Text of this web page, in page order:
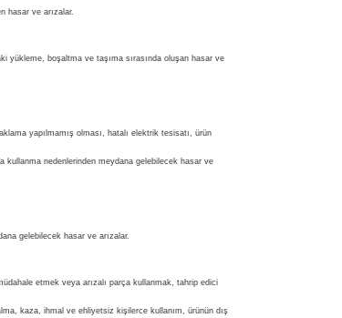
hasar ve arızalar.
yükleme, boşaltma ve taşıma sırasında oluşan hasar ve
yapılmamış olması, hatalı elektrik tesisatı, ürün
kullanma nedenlerinden meydana gelebilecek hasar ve
gelebilecek hasar ve arızalar.
etmek veya arızalı parça kullanmak, tahrip edici
kaza, ihmal ve ehliyetsiz kişilerce kullanım, ürünün dış